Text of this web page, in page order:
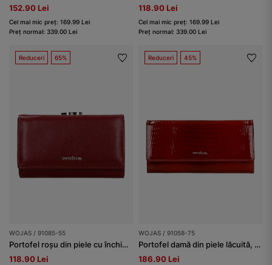
152.90 Lei
Cel mai mic preț: 169.99 Lei
Preț normal: 339.00 Lei
118.90 Lei
Cel mai mic preț: 169.99 Lei
Preț normal: 339.00 Lei
Reduceri 65%
WOJAS / 91085-55
Portofel roșu din piele cu închidere la capse damă
118.90 Lei
Reduceri 45%
WOJAS / 91058-75
Portofel damă din piele lăcuită, roșu
186.90 Lei